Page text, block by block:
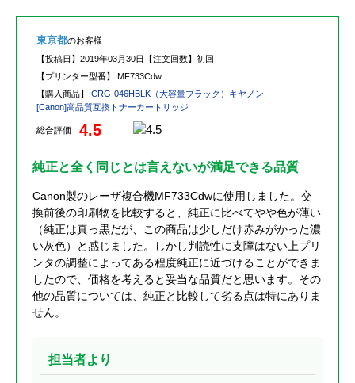
東京都のお客様
【投稿日】 2019年03月30日 【注文回数】 初回
【プリンター型番】 MF733Cdw
【購入商品】 CRG-046HBLK（大容量ブラック）キヤノン
[Canon]高品質互換トナーカートリッジ
総合評価 4.5
純正と全く同じとは言えないが満足できる品質
Canon製のレーザ複合機MF733Cdwに使用しました。交
換前後の印刷物を比較すると、純正に比べてやや色が薄い
（純正は真っ黒だが、この商品は少しだけ赤みがかった濃
い灰色）と感じました。しかし判読性に支障はない上プリ
ンタの調整によってある程度純正に近づけることができま
したので、価格を考えると妥当な品質だと思います。その
他の品質については、純正と比較して劣る点は特にありま
せん。
担当者より